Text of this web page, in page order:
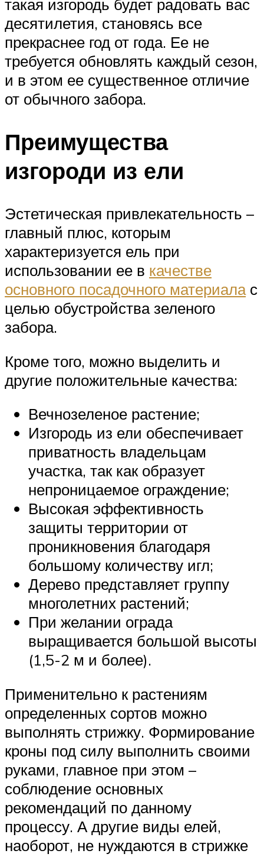
такая изгородь будет радовать вас
десятилетия, становясь все
прекраснее год от года. Ее не
требуется обновлять каждый сезон,
и в этом ее существенное отличие
от обычного забора.
Преимущества
изгороди из ели
Эстетическая привлекательность –
главный плюс, которым
характеризуется ель при
использовании ее в качестве
основного посадочного материалас
целью обустройства зеленого
забора.
Кроме того, можно выделить и
другие положительные качества:
Вечнозеленое растение;
Изгородь из ели обеспечивает
приватность владельцам
участка, так как образует
непроницаемое ограждение;
Высокая эффективность
защиты территории от
проникновения благодаря
большому количеству игл;
Дерево представляет группу
многолетних растений;
При желании ограда
выращивается большой высоты
(1,5-2 м и более).
Применительно к растениям
определенных сортов можно
выполнять стрижку. Формирование
кроны под силу выполнить своими
руками, главное при этом –
соблюдение основных
рекомендаций по данному
процессу. А другие виды елей,
наоборот, не нуждаются в стрижке